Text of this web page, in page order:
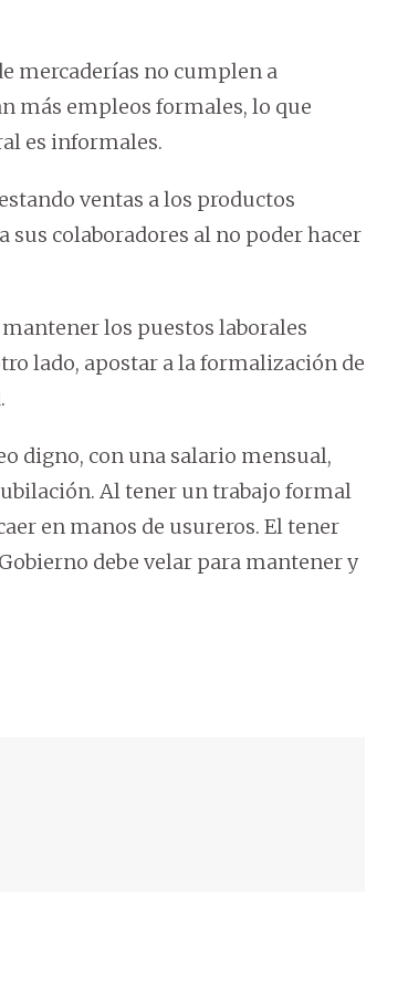
mercaderías no cumplen a
más empleos formales, lo que
es informales.
ventas a los productos
sus colaboradores al no poder hacer
los puestos laborales
lado, apostar a la formalización de
digno, con una salario mensual,
Al tener un trabajo formal
en manos de usureros. El tener
debe velar para mantener y